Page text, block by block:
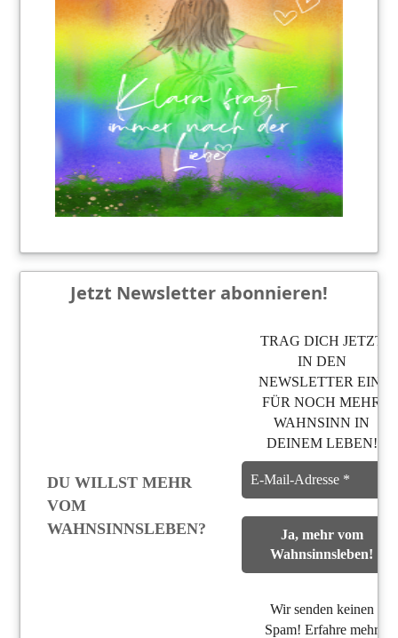
Jetzt Newsletter abonnieren!
DU WILLST MEHR
VOM
WAHNSINNSLEBEN?
TRAG DICH JETZT
IN DEN
NEWSLETTER EIN,
FÜR NOCH MEHR
WAHNSINN IN
DEINEM LEBEN!
Wir senden keinen
Spam! Erfahre mehr